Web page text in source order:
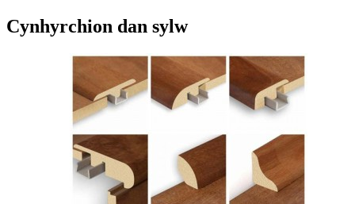
Cynhyrchion dan sylw